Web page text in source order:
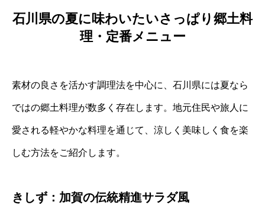
石川県の夏に味わいたいさっぱり郷土料
理・定番メニュー
素材の良さを活かす調理法を中心に、石川県には夏なら
ではの郷土料理が数多く存在します。地元住民や旅人に
愛される軽やかな料理を通じて、涼しく美味しく食を楽
しむ方法をご紹介します。
きしず：加賀の伝統精進サラダ風